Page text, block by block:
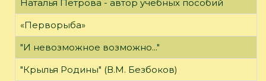
Наталья Петрова - автор учебных пособий
«Перворыба»
"И невозможное возможно..."
"Крылья Родины" (В.М. Безбоков)